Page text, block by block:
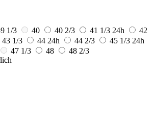
1/3 40 40 2/3 41 1/3 24h
42
43 1/3 44 24h 44 2/3 45 1/3 24h
47 1/3 48
48 2/3